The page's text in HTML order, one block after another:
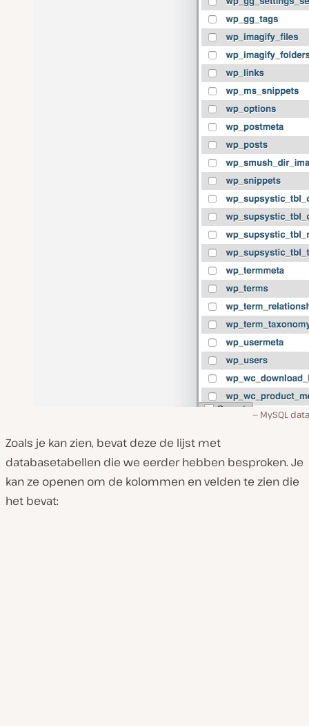
MySQL
Zoals je kan zien, bevat deze de lijst met
databasetabellen die we eerder hebben besproken. Je
kan ze openen om de kolommen en velden te zien die
het bevat: